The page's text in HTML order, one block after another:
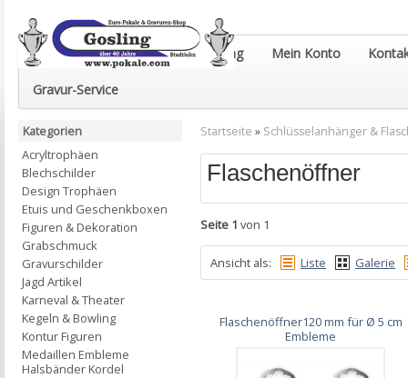
Euro-Pokale & Gravur-Shop Gosling Mein Konto
Gravur-Service
Startseite » Schlüsselanhänger &
Flaschenöffner
Seite 1 von 1
Ansicht als: Liste Galerie
Flaschenöffner120 mm für Ø 5 cm
Embleme
Kategorien
Acryltrophäen
Blechschilder
Design Trophäen
Etuis und Geschenkboxen
Figuren & Dekoration
Grabschmuck
Gravurschilder
Jagd Artikel
Karneval & Theater
Kegeln & Bowling
Kontur Figuren
Medaillen Embleme
Halsbänder Kordel